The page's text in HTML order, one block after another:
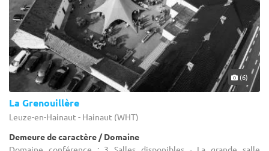
(6)
La Grenouillère
Leuze-en-Hainaut - Hainaut (WHT)
Demeure de caractère / Domaine